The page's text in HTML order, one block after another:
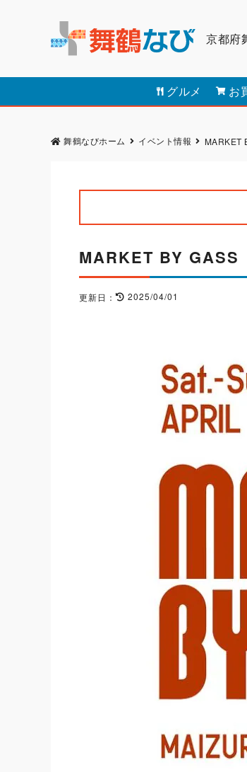
京都府
グルメ お
舞鶴なびホーム イベント情報 MARKET
MARKET BY GASS
更新日： 2025/04/01